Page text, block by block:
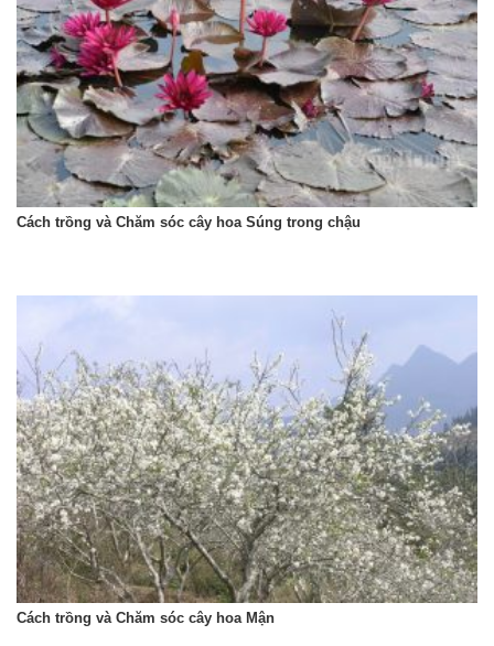
Cách trồng và Chăm sóc cây hoa Súng trong chậu
Cách trồng và Chăm sóc cây hoa Mận